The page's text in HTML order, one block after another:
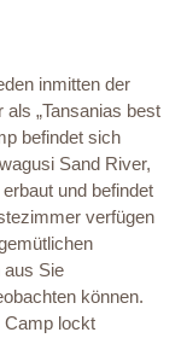
inmitten der
„Tansanias best
befindet sich
Sand River,
und befindet
verfügen
aus Sie
können.
Camp lockt